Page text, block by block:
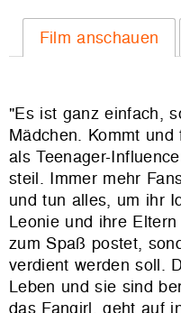
Film anschauen
"Es ist ganz einfach,
Mädchen. Kommt und
als Teenager-
steil. Immer mehr
und tun alles, um ihr
Leonie und ihre
zum Spaß postet,
verdient werden soll.
Leben und sie sind
das Fangirl, geht auf